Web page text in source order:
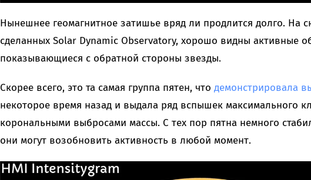
Нынешнее геомагнитное затишье вряд ли продлится долго. На
сделанных Solar Dynamic Observatory, хорошо видны активные
показывающиеся с обратной стороны звезды.
Скорее всего, это та самая группа пятен, что демонстрировала
некоторое время назад и выдала ряд вспышек максимального
корональными выбросами массы. С тех пор пятна немного
они могут возобновить активность в любой момент.